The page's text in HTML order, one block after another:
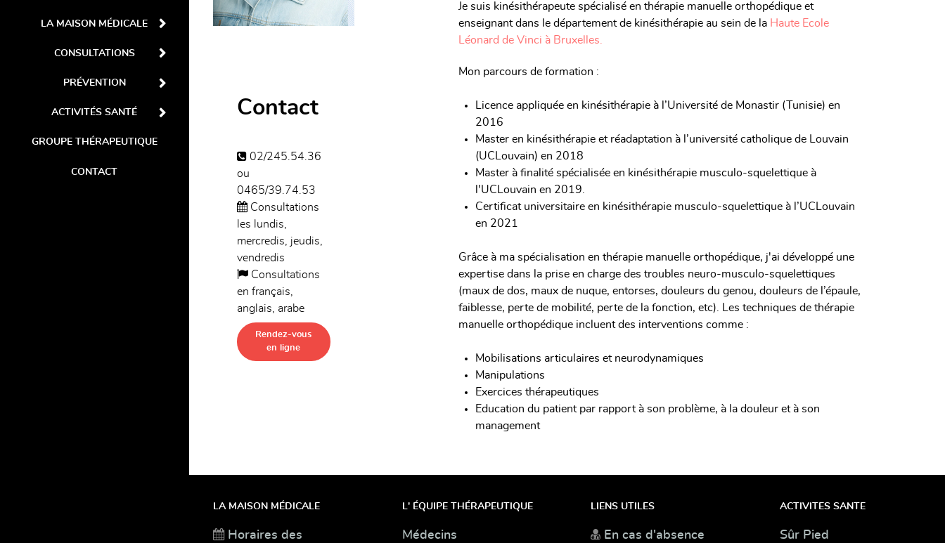
LA MAISON MÉDICALE
CONSULTATIONS
PRÉVENTION
ACTIVITÉS SANTÉ
GROUPE THÉRAPEUTIQUE
CONTACT
Contact
02/245.54.36
ou
0465/39.74.53
Consultations
les lundis,
mercredis, jeudis,
vendredis
Consultations
en français,
anglais, arabe
Rendez-vous
en ligne
Je suis kinésithérapeute spécialisé en thérapie manuelle orthopédique et
enseignant dans le département de kinésithérapie au sein de la Haute Ecole
Léonard de Vinci à Bruxelles.
Mon parcours de formation :
Licence appliquée en kinésithérapie à l’Université de Monastir (Tunisie) en
2016
Master en kinésithérapie et réadaptation à l’université catholique de Louvain
(UCLouvain) en 2018
Master à finalité spécialisée en kinésithérapie musculo-squelettique à
l'UCLouvain en 2019.
Certificat universitaire en kinésithérapie musculo-squelettique à l’UCLouvain
en 2021
Grâce à ma spécialisation en thérapie manuelle orthopédique, j'ai développé une
expertise dans la prise en charge des troubles neuro-musculo-squelettiques
(maux de dos, maux de nuque, entorses, douleurs du genou, douleurs de l’épaule,
faiblesse, perte de mobilité, perte de la fonction, etc). Les techniques de thérapie
manuelle orthopédique incluent des interventions comme :
Mobilisations articulaires et neurodynamiques
Manipulations
Exercices thérapeutiques
Education du patient par rapport à son problème, à la douleur et à son
management
LA MAISON MÉDICALE
Horaires des
L' ÉQUIPE THÉRAPEUTIQUE
Médecins
LIENS UTILES
En cas d'absence
ACTIVITES SANTE
Sûr Pied